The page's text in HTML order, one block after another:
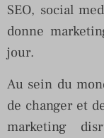
SEO, social
donne
jour.
Au sein du
de changer et
marketing